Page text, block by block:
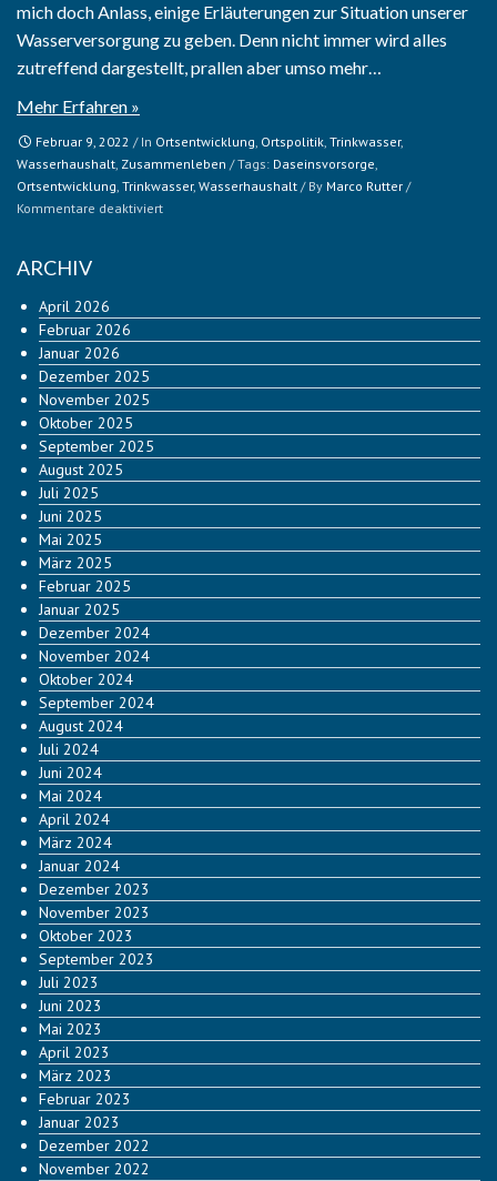
mich doch Anlass, einige Erläuterungen zur Situation unserer
Wasserversorgung zu geben. Denn nicht immer wird alles
zutreffend dargestellt, prallen aber umso mehr…
Mehr Erfahren »
Februar 9, 2022 / In Ortsentwicklung, Ortspolitik, Trinkwasser,
Wasserhaushalt, Zusammenleben / Tags: Daseinsvorsorge,
Ortsentwicklung, Trinkwasser, Wasserhaushalt / By Marco Rutter /
Kommentare deaktiviertfür
ARCHIV
April 2026
Februar 2026
Januar 2026
Dezember 2025
November 2025
Oktober 2025
September 2025
August 2025
Juli 2025
Juni 2025
Mai 2025
März 2025
Februar 2025
Januar 2025
Dezember 2024
November 2024
Oktober 2024
September 2024
August 2024
Juli 2024
Juni 2024
Mai 2024
April 2024
März 2024
Januar 2024
Dezember 2023
November 2023
Oktober 2023
September 2023
Juli 2023
Juni 2023
Mai 2023
April 2023
März 2023
Februar 2023
Januar 2023
Dezember 2022
November 2022